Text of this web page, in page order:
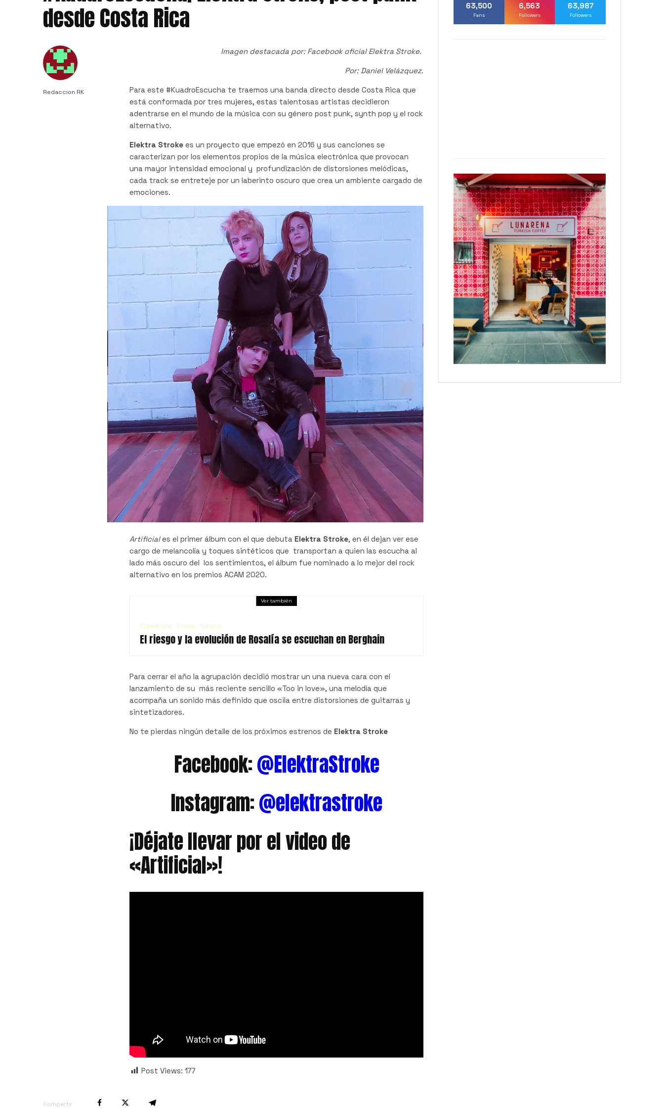
desde Costa Rica
Redaccion RK
Imagen destacada por: Facebook oficial Elektra Stroke.
Por: Daniel Velázquez.
Para este #KuadroEscucha te traemos una banda directo desde Costa Rica que
está conformada por tres mujeres, estas talentosas artistas decidieron
adentrarse en el mundo de la música con su género post punk, synth pop y el rock
alternativo.
Elektra Stroke es un proyecto que empezó en 2016 y sus canciones se
caracterizan por los elementos propios de la música electrónica que provocan
una mayor intensidad emocional y profundización de distorsiones melódicas,
cada track se entreteje por un laberinto oscuro que crea un ambiente cargado de
emociones.
Artificiales el primer álbum con el que debuta Elektra Stroke, en él dejan ver ese
cargo de melancolía y toques sintéticos que transportan a quien las escucha al
lado más oscuro del los sentimientos, el álbum fue nominado a lo mejor del rock
alternativo en los premios ACAM 2020.
Ver también
Coberturas Discos Noticias
El riesgo y la evolución de Rosalía se escuchan en Berghain
Para cerrar el año la agrupación decidió mostrar un una nueva cara con el
lanzamiento de su más reciente sencillo «Too in love», una melodía que
acompaña un sonido más definido que oscila entre distorsiones de guitarras y
sintetizadores.
No te pierdas ningún detalle de los próximos estrenos de Elektra Stroke
Facebook:@ElektraStroke
Instagram:@elektrastroke
¡Déjate llevar por el video de
«Artificial»!
Post Views: 177
Compartir
63,500
Fans
6,563
Followers
63,987
Followers